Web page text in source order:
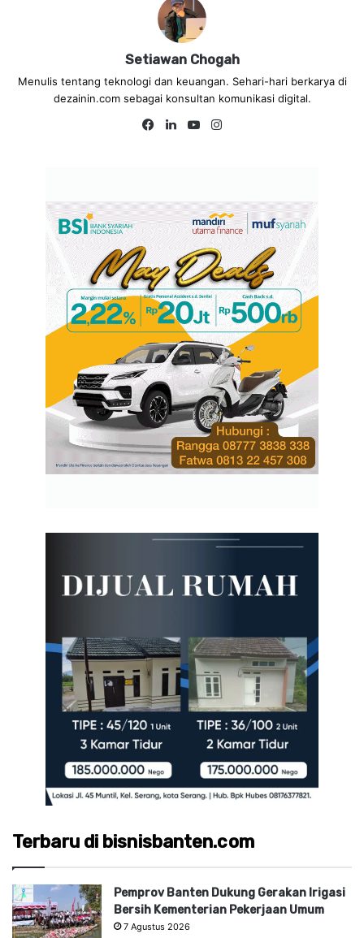
Setiawan Chogah
Menulis tentang teknologi dan keuangan. Sehari-hari berkarya di
dezainin.com sebagai konsultan komunikasi digital.
Fa
Lin
Yo
Terbaru di bisnisbanten.com
Pemprov Banten Dukung Gerakan Irigasi
Bersih Kementerian Pekerjaan Umum
7 Agustus 2026